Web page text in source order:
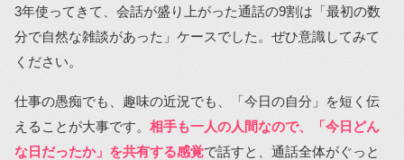
3年使ってきて、会話が盛り上がった通話の9割は「最初の数
分で自然な雑談があった」ケースでした。ぜひ意識してみて
ください。
仕事の愚痴でも、趣味の近況でも、「今日の自分」を短く伝
えることが大事です。 相手も一人の人間なので、「今日どん
な日だったか」を共有する感覚で話すと、通話全体がぐっと